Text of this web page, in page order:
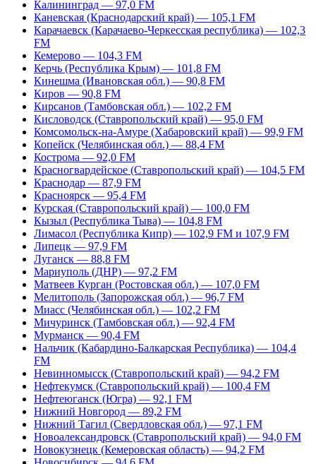
Калининград — 97,0 FM
Каневская (Краснодарский край) — 105,1 FM
Карачаевск (Карачаево-Черкесская республика) — 102,3
FM
Кемерово — 104,3 FM
Керчь (Республика Крым) — 101,8 FM
Кинешма (Ивановская обл.) — 90,8 FM
Киров — 90,8 FM
Кирсанов (Тамбовская обл.) — 102,2 FM
Кисловодск (Ставропольский край) — 95,0 FM
Комсомольск-на-Амуре (Хабаровский край) — 99,9 FM
Копейск (Челябинская обл.) — 88,4 FM
Кострома — 92,0 FM
Красногвардейское (Ставропольский край) — 104,5 FM
Краснодар — 87,9 FM
Красноярск — 95,4 FM
Курская (Ставропольский край) — 100,0 FM
Кызыл (Республика Тыва) — 104,8 FM
Лимасол (Республика Кипр) — 102,9 FM и 107,9 FM
Липецк — 97,9 FM
Луганск — 88,8 FM
Мариуполь (ДНР) — 97,2 FM
Матвеев Курган (Ростовская обл.) — 107,0 FM
Мелитополь (Запорожская обл.) — 96,7 FM
Миасс (Челябинская обл.) — 102,2 FM
Мичуринск (Тамбовская обл.) — 92,4 FM
Мурманск — 90,4 FM
Нальчик (Кабардино-Балкарская Республика) — 104,4
FM
Невинномысск (Ставропольский край) — 94,2 FM
Нефтекумск (Ставропольский край) — 100,4 FM
Нефтеюганск (Югра) — 92,1 FM
Нижний Новгород — 89,2 FM
Нижний Тагил (Свердловская обл.) — 97,1 FM
Новоалександровск (Ставропольский край) — 94,0 FM
Новокузнецк (Кемеровская область) — 94,2 FM